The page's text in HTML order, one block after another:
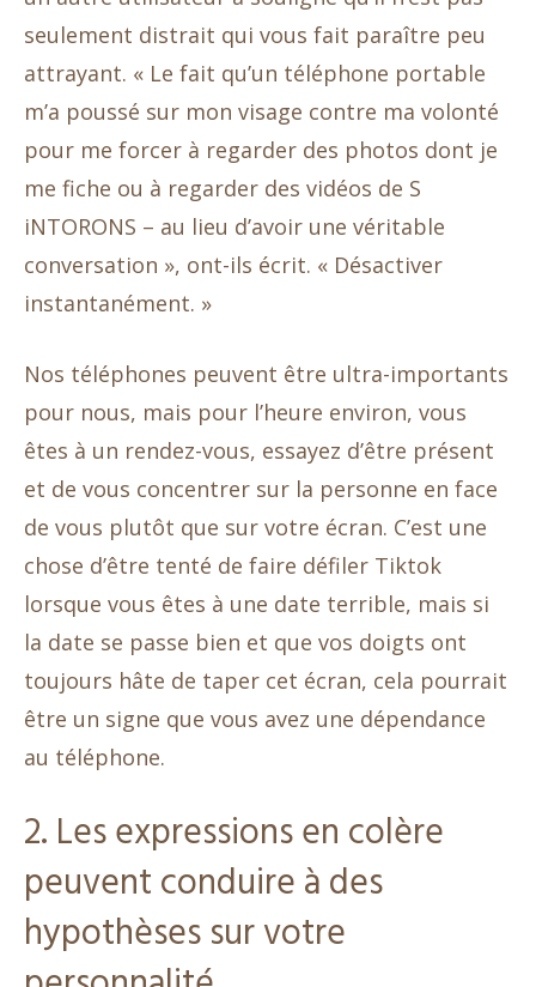
seulement distrait qui vous fait paraître peu
attrayant. « Le fait qu’un téléphone portable
m’a poussé sur mon visage contre ma volonté
pour me forcer à regarder des photos dont je
me fiche ou à regarder des vidéos de S
iNTORONS – au lieu d’avoir une véritable
conversation », ont-ils écrit. « Désactiver
instantanément. »
Nos téléphones peuvent être ultra-importants
pour nous, mais pour l’heure environ, vous
êtes à un rendez-vous, essayez d’être présent
et de vous concentrer sur la personne en face
de vous plutôt que sur votre écran. C’est une
chose d’être tenté de faire défiler Tiktok
lorsque vous êtes à une date terrible, mais si
la date se passe bien et que vos doigts ont
toujours hâte de taper cet écran, cela pourrait
être un signe que vous avez une dépendance
au téléphone.
2. Les expressions en colère
peuvent conduire à des
hypothèses sur votre